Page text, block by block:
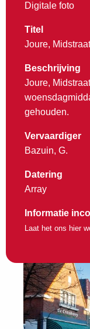
Digitale foto
Titel
Joure, Midstraat
Beschrijving
Joure,
gehouden.
Vervaardiger
Bazuin, G.
Datering
Array
Informatie
Laat het ons hier